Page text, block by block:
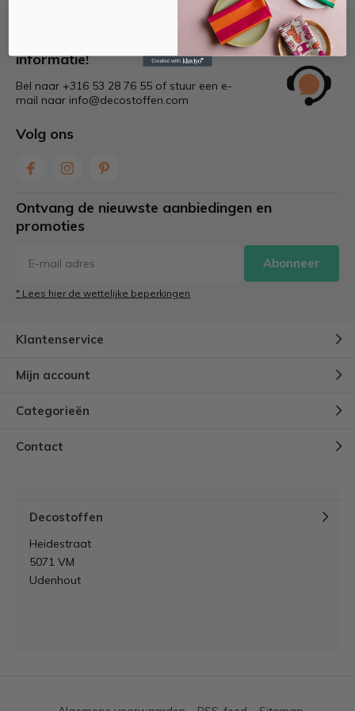
informatie!
Bel naar +316 53 28 76 55 of stuur een e-
mail naar info@decostoffen.com
Volg ons
Ontvang de nieuwste aanbiedingen en
promoties
Abonneer
* Lees hier de wettelijke beperkingen
Klantenservice
Mijn account
Categorieën
Contact
Decostoffen
Heidestraat
5071 VM
Udenhout